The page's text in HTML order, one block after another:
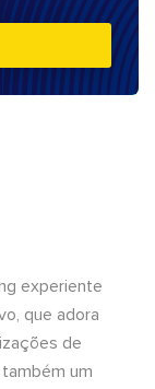
experiente
que adora
de
um